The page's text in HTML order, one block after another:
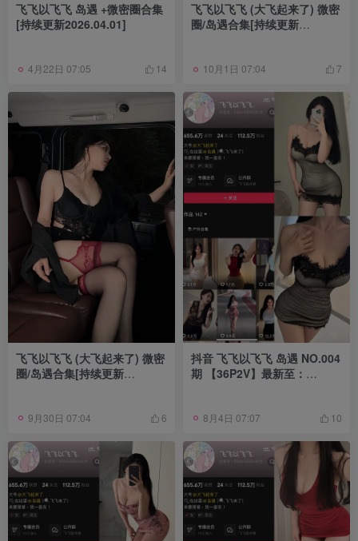
飞飞以飞飞 岛遇 +微密圈合集
[持续更新2026.04.01]
4月22日 07:05 14
飞飞以飞飞 (大飞起来了) 微密
圈/岛遇合集[持续更新
10月1日 07:04 7
飞飞以飞飞 (大飞起来了) 微密
圈/岛遇合集[持续更新
9月30日 07:04 6
抖音 飞飞以飞飞 岛遇 NO.004
期 【36P2V】最新至：
8月4日 07:07 10